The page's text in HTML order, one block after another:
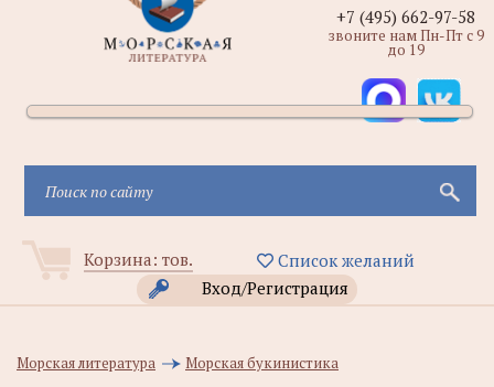
Корзина: тов.
Список желаний
Вход/Регистрация
+7 (495) 662-97-58
звоните нам Пн-Пт с 9
до 19
Морская литература Морская букинистика